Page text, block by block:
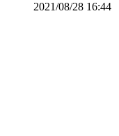
2021/08/28 16:44